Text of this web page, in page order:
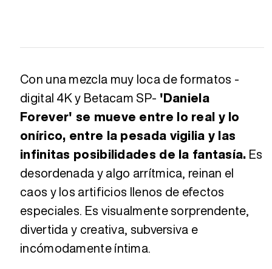
Con una mezcla muy loca de formatos -
digital 4K y Betacam SP- 'Daniela
Forever' se mueve entre lo real y lo
onírico, entre la pesada vigilia y las
infinitas posibilidades de la fantasía. Es
desordenada y algo arrítmica, reinan el
caos y los artificios llenos de efectos
especiales. Es visualmente sorprendente,
divertida y creativa, subversiva e
incómodamente íntima.